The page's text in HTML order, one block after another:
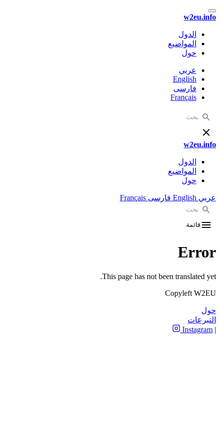
w2eu.info
الدول
المواضيع
حول
عربي
English
فارسی
Français
w2eu.info
الدول
المواضيع
حول
عربي English فارسی Français
قائمة
Error
This page has not been translated yet.
Copyleft W2EU
حول
التبرعات
|
Instagram